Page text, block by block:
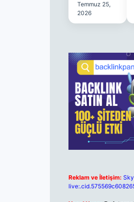
Temmuz 25,
2026
Reklam ve İletişim: